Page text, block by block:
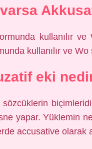
kullanılır
kullanılır ve
eki
yapar. Yüklemin
accusative olarak